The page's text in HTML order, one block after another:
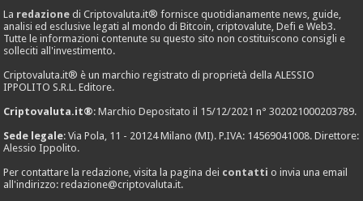
La redazione di Criptovaluta.it® fornisce quotidianamente news, guide,
analisi ed esclusive legati al mondo di Bitcoin, criptovalute, Defi e Web3.
Tutte le informazioni contenute su questo sito non costituiscono consigli e
solleciti all'investimento.
Criptovaluta.it® è un marchio registrato di proprietà della ALESSIO
IPPOLITO S.R.L. Editore.
Criptovaluta.it®: Marchio Depositato il 15/12/2021 n° 302021000203789.
Sede legale: Via Pola, 11 - 20124 Milano (MI). P.IVA: 14569041008. Direttore:
Alessio Ippolito.
Per contattare la redazione, visita la pagina dei contatti o invia una email
all'indirizzo:redazione@criptovaluta.it.